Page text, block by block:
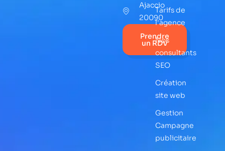
Ajaccio
20090
Prendre
un RDV
Tarifs de
l'agence
Nos
consultants
SEO
Création
site web
Gestion
Campagne
publicitaire